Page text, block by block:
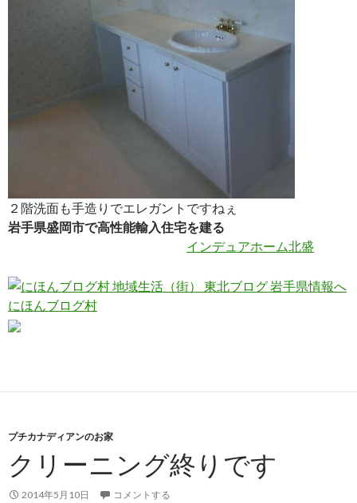
２階洗面も手造りでエレガントですねぇ
岩手県盛岡市で高性能輸入住宅を建る
インデュアホーム北盛
にほんブログ村
プチカナディアンのお家
クリーニング終りです
2014年5月10日 コメントする